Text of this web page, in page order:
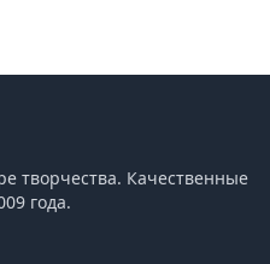
творчества. Качественные
года.